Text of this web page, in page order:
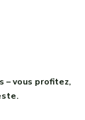
– vous profitez,